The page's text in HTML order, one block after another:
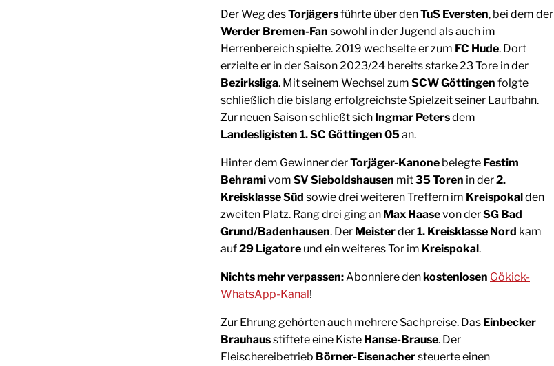
Der Weg desTorjägersführte über denTuS Eversten, bei dem der
Werder Bremen-Fan sowohl in der Jugend als auch im
Herrenbereich spielte. 2019 wechselte er zum FC Hude. Dort
erzielte er in der Saison 2023/24 bereits starke 23 Tore in der
Bezirksliga. Mit seinem Wechsel zum SCW Göttingen folgte
schließlich die bislang erfolgreichste Spielzeit seiner Laufbahn.
Zur neuen Saison schließt sich Ingmar Petersdem
Landesligisten 1. SC Göttingen 05an.
Hinter dem Gewinner derTorjäger-Kanone belegte Festim
Behramivom SV Sieboldshausen mit35 Toren in der2.
Kreisklasse Süd sowie drei weiteren Treffern im Kreispokalden
zweiten Platz. Rang drei ging an Max Haasevon derSG Bad
Grund/Badenhausen. Der Meisterder1. Kreisklasse Nord kam
auf29 Ligatore und ein weiteres Tor im Kreispokal.
Nichts mehr verpassen: Abonniere denkostenlosen Gökick-
WhatsApp-Kanal!
Zur Ehrung gehörten auch mehrere Sachpreise. Das Einbecker
Brauhausstiftete eine Kiste Hanse-Brause. Der
Fleischereibetrieb Börner-Eisenachersteuerte einen